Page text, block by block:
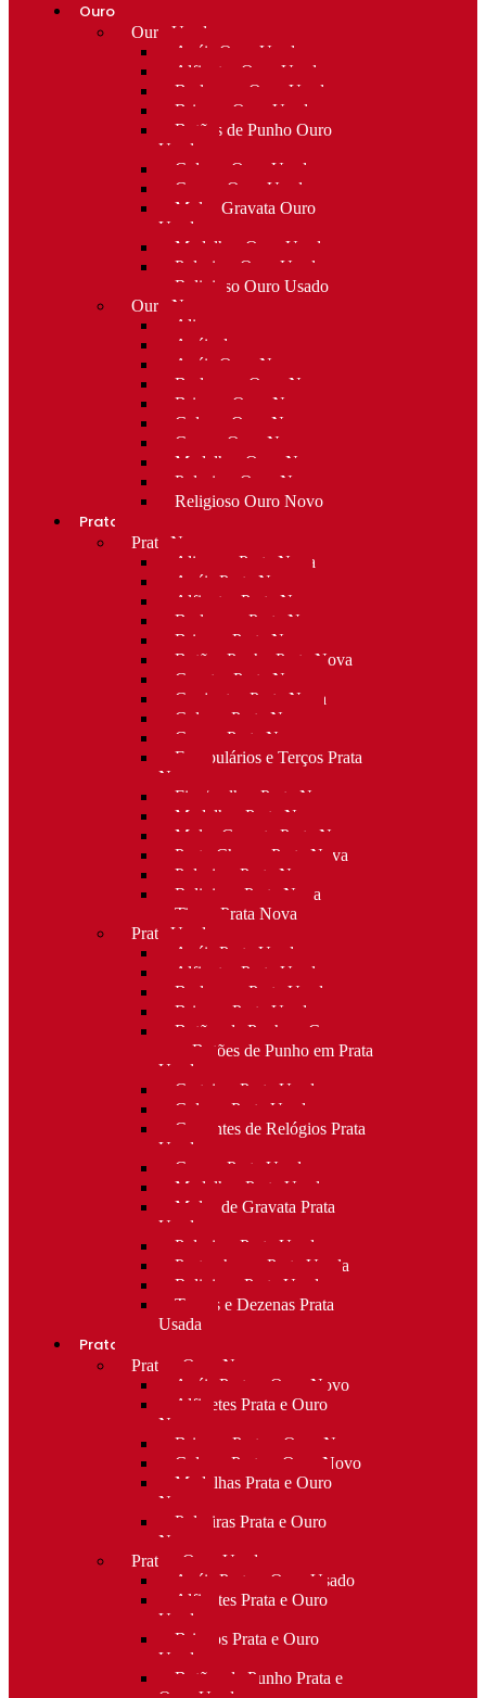
Ouro
Ouro Usado
Anéis Ouro Usado
Alfinetes Ouro Usado
Berloques Ouro Usado
Brincos Ouro Usado
Botões de Punho Ouro
Usado
Colares Ouro Usado
Cruzes Ouro Usado
Molas Gravata Ouro
Usado
Medalhas Ouro Usado
Pulseiras Ouro Usado
Religioso Ouro Usado
Ouro Novo
Alianças
Anéis de curso
Anéis Ouro Novo
Berloques Ouro Novo
Brincos Ouro Novo
Colares Ouro Novo
Cruzes Ouro Novo
Medalhas Ouro Novo
Pulseiras Ouro Novo
Religioso Ouro Novo
Prata
Prata Nova
Alianças Prata Nova
Anéis Prata Nova
Alfinetes Prata Nova
Berloques Prata Nova
Brincos Prata Nova
Botões Punho Prata Nova
Canetas Prata Nova
Conjuntos Prata Nova
Colares Prata Nova
Cruzes Prata Nova
Escapulários e Terços Prata
Nova
Fios/malhas Prata Nova
Medalhas Prata Nova
Molas Gravata Prata Nova
Porta-Chaves Prata Nova
Pulseiras Prata Nova
Religioso Prata Nova
Tiaras Prata Nova
Prata Usada
Anéis Prata Usada
Alfinetes Prata Usada
Berloques Prata Usada
Brincos Prata Usada
Botões de Punho e Capas
para Botões de Punho em Prata
Usada
Carteiras Prata Usada
Colares Prata Usada
Correntes de Relógios Prata
Usada
Cruzes Prata Usada
Medalhas Prata Usada
Molas de Gravata Prata
Usada
Pulseiras Prata Usada
Porta-chaves Prata Usada
Religioso Prata Usada
Terços e Dezenas Prata
Usada
Prata e ouro
Prata e Ouro Novo
Anéis Prata e Ouro Novo
Alfinetes Prata e Ouro
Novo
Brincos Prata e Ouro Novo
Colares Prata e Ouro Novo
Medalhas Prata e Ouro
Novo
Pulseiras Prata e Ouro
Novo
Prata e Ouro Usado
Anéis Prata e Ouro Usado
Alfinetes Prata e Ouro
Usado
Brincos Prata e Ouro
Usado
Botões de Punho Prata e